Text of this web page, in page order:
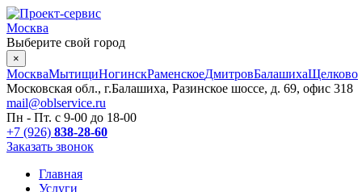
Москва
Выберите свой город
×
МоскваМытищиНогинскРаменскоеДмитровБалашихаЩелково
Московская обл., г.Балашиха, Разинское шоссе, д. 69, офис 318
mail@oblservice.ru
Пн - Пт. с 9-00 до 18-00
+7 (926) 838-28-60
Заказать звонок
Главная
Услуги